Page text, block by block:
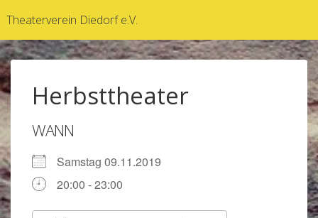
Zum
Inhalt
Theaterverein Diedorf e.V.
Herbsttheater
WANN
Samstag 09.11.2019
20:00 - 23:00